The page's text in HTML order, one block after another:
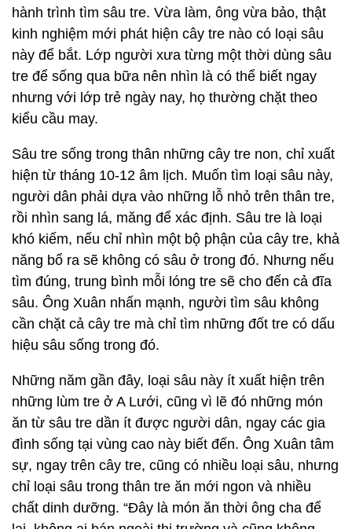
hành trình tìm sâu tre. Vừa làm, ông vừa bảo, thật
kinh nghiệm mới phát hiện cây tre nào có loại sâu
này để bắt. Lớp người xưa từng một thời dùng sâu
tre để sống qua bữa nên nhìn là có thể biết ngay
nhưng với lớp trẻ ngày nay, họ thường chặt theo
kiểu cầu may.
Sâu tre sống trong thân những cây tre non, chỉ xuất
hiện từ tháng 10-12 âm lịch. Muốn tìm loại sâu này,
người dân phải dựa vào những lỗ nhỏ trên thân tre,
rồi nhìn sang lá, măng để xác định. Sâu tre là loại
khó kiếm, nếu chỉ nhìn một bộ phận của cây tre, khả
năng bổ ra sẽ không có sâu ở trong đó. Nhưng nếu
tìm đúng, trung bình mỗi lóng tre sẽ cho đến cả đĩa
sâu. Ông Xuân nhấn mạnh, người tìm sâu không
cần chặt cả cây tre mà chỉ tìm những đốt tre có dấu
hiệu sâu sống trong đó.
Những năm gần đây, loại sâu này ít xuất hiện trên
những lùm tre ở A Lưới, cũng vì lẽ đó những món
ăn từ sâu tre dần ít được người dân, ngay các gia
đình sống tại vùng cao này biết đến. Ông Xuân tâm
sự, ngay trên cây tre, cũng có nhiều loại sâu, nhưng
chỉ loại sâu trong thân tre ăn mới ngon và nhiều
chất dinh dưỡng. “Đây là món ăn thời ông cha để